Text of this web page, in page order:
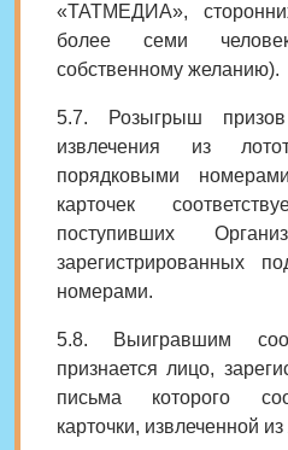
«ТАТМЕДИА»,
более семи
собственному желанию).
5.7. Розыгрыш
извлечения из
порядковыми
карточек
поступивших
зарегистрированных
номерами.
5.8. Выигравшим
признается лицо,
письма которого
карточки, извлеченной